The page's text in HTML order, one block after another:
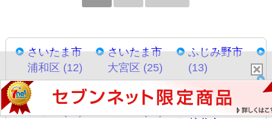
さいたま市
浦和区 (12)
さいたま市
岩槻区 (17)
さいたま市
大宮区 (25)
さいたま市
ふじみ野市
(13)
羽生市 (11)